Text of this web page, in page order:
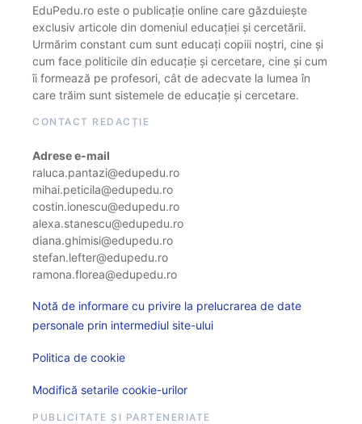
EduPedu.ro este o publicație online care găzduiește
exclusiv articole din domeniul educației și cercetării.
Urmărim constant cum sunt educați copiii noștri, cine și
cum face politicile din educație și cercetare, cine și cum
îi formează pe profesori, cât de adecvate la lumea în
care trăim sunt sistemele de educație și cercetare.
CONTACT REDACȚIE
Adrese e-mail
raluca.pantazi@edupedu.ro
mihai.peticila@edupedu.ro
costin.ionescu@edupedu.ro
alexa.stanescu@edupedu.ro
diana.ghimisi@edupedu.ro
stefan.lefter@edupedu.ro
ramona.florea@edupedu.ro
Notă de informare cu privire la prelucrarea de date
personale prin intermediul site-ului
Politica de cookie
Modifică setarile cookie-urilor
PUBLICITATE ȘI PARTENERIATE